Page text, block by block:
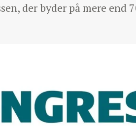
der byder på mere end